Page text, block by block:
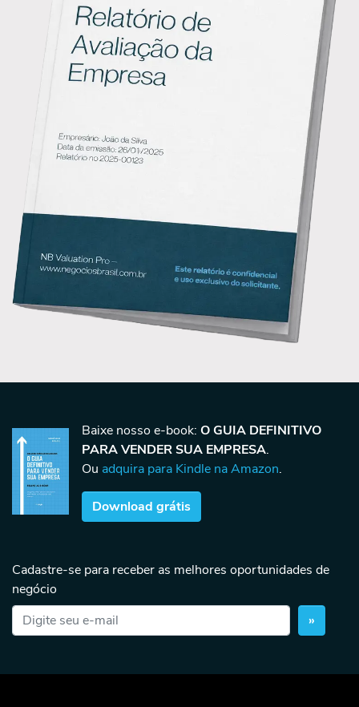
Baixe nosso e-book: O GUIA DEFINITIVO
PARA VENDER SUA EMPRESA.
Ou adquira para Kindle na Amazon.
Download grátis
Cadastre-se para receber as melhores oportunidades de
negócio
»